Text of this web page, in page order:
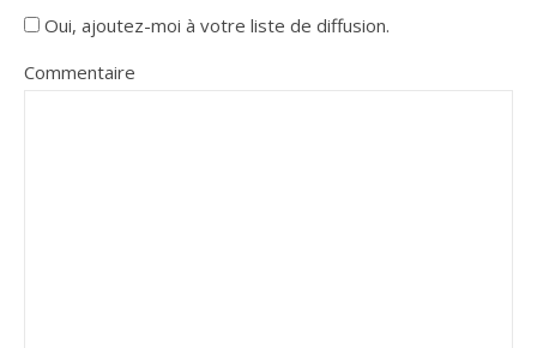
Oui, ajoutez-moi à votre liste de diffusion.
Commentaire